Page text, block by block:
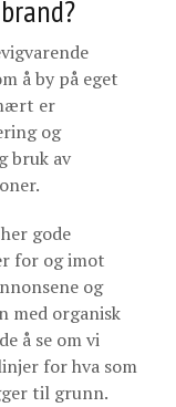
å by på eget
er
og
bruk av
gode
for og imot
og
med organisk
å se om vi
for hva som
til grunn.